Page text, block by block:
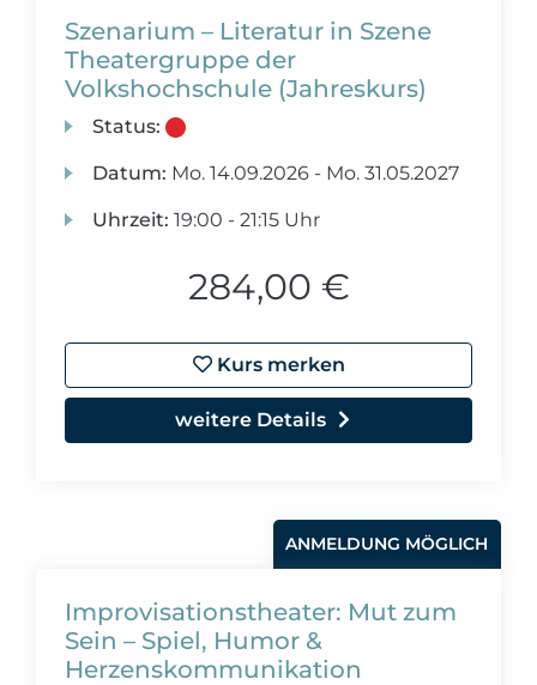
Szenarium – Literatur in Szene
Theatergruppe der
Volkshochschule (Jahreskurs)
Status:
Datum: Mo. 14.09.2026 - Mo. 31.05.2027
Uhrzeit: 19:00 - 21:15 Uhr
284,00 €
Kurs merken
weitere Details
ANMELDUNG MÖGLICH
Improvisationstheater: Mut zum
Sein – Spiel, Humor &
Herzenskommunikation